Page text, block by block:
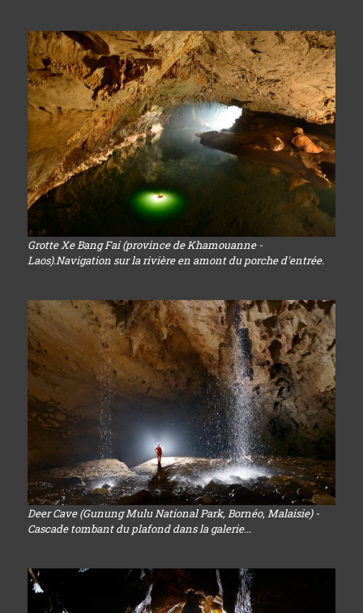
Grotte Xe Bang Fai (province de Khamouanne -
Laos).Navigation sur la rivière en amont du porche d'entrée.
Deer Cave (Gunung Mulu National Park, Bornéo, Malaisie) -
Cascade tombant du plafond dans la galerie...